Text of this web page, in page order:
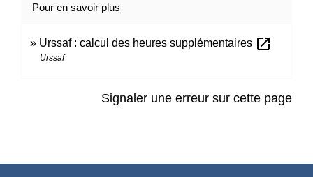
Pour en savoir plus
Urssaf : calcul des heures supplémentaires open_in_new
Urssaf
Signaler une erreur sur cette page